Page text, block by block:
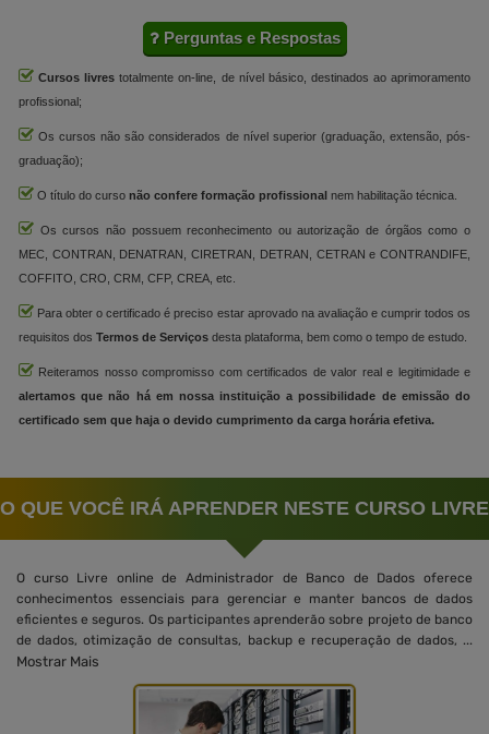
Perguntas e Respostas
Cursos livres totalmente on-line, de nível básico, destinados ao aprimoramento
profissional;
Os cursos não são considerados de nível superior (graduação, extensão, pós-
graduação);
O título do curso não confere formação profissional nem habilitação técnica.
Os cursos não possuem reconhecimento ou autorização de órgãos como o
MEC, CONTRAN, DENATRAN, CIRETRAN, DETRAN, CETRAN e CONTRANDIFE,
COFFITO, CRO, CRM, CFP, CREA, etc.
Para obter o certificado é preciso estar aprovado na avaliação e cumprir todos os
requisitos dos Termos de Serviços desta plataforma, bem como o tempo de estudo.
Reiteramos nosso compromisso com certificados de valor real e legitimidade e
alertamos que não há em nossa instituição a possibilidade de emissão do
certificado sem que haja o devido cumprimento da carga horária efetiva.
O QUE VOCÊ IRÁ APRENDER NESTE CURSO LIVRE
O curso Livre online de Administrador de Banco de Dados oferece
conhecimentos essenciais para gerenciar e manter bancos de dados
eficientes e seguros. Os participantes aprenderão sobre projeto de banco
de dados, otimização de consultas, backup e recuperação de dados, ...
Mostrar Mais